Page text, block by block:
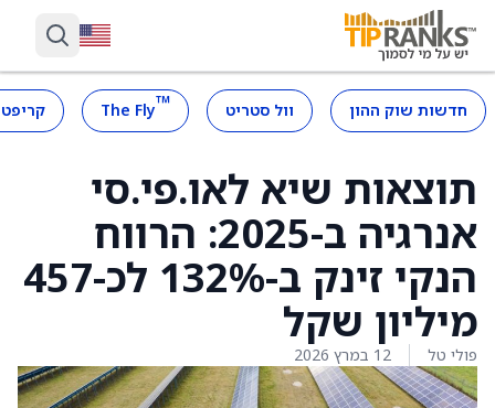
חדשות שוק ההון וול סטריט ™
The Fly
תוצאות שיא לאו.פי.סי
אנרגיה ב-2025: הרווח
הנקי זינק ב-132% לכ-457
מיליון שקל
פולי טל 12 במרץ 2026